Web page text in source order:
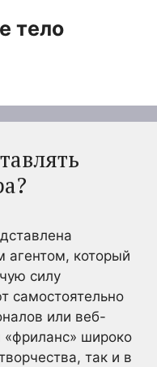
тело
который
силу
самостоятельно
или веб-
широко
так и в